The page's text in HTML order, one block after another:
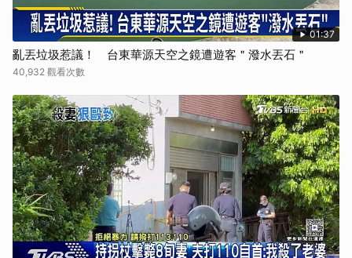
01:37
亂丟垃圾惹議！ 台東華源天空之鏡遭遊客＂潑水丟石＂
40,932 觀看次數